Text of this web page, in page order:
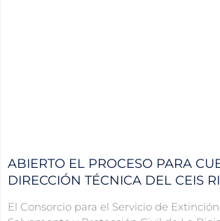
ABIERTO EL PROCESO PARA
DIRECCIÓN TÉCNICA DEL CEIS
El Consorcio para el Servicio de